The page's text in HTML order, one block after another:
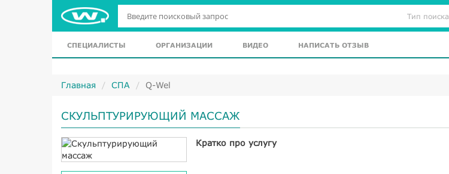
Тип поиска
СПЕЦИАЛИСТЫ ОРГАНИЗАЦИИ ВИДЕО НАПИСАТЬ ОТЗЫВ
Главная СПА Q-Wel
СКУЛЬПТУРИРУЮЩИЙ МАССАЖ
Кратко про услугу